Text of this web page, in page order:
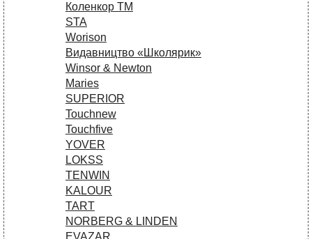
Коленкор ТМ
STA
Worison
Видавництво «Школярик»
Winsor & Newton
Maries
SUPERIOR
Touchnew
Touchfive
YOVER
LOKSS
TENWIN
KALOUR
TART
NORBERG & LINDEN